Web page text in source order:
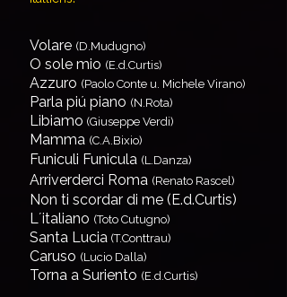
Volare (D.Mudugno)
O sole mio (E.d.Curtis)
Azzuro (Paolo Conte u. Michele Virano)
Parla piú piano (N.Rota)
Libiamo (Giuseppe Verdi)
Mamma (C.A.Bixio)
Funiculi Funicula (L.Danza)
Arriverderci Roma (Renato Rascel)
Non ti scordar di me (E.d.Curtis)
L´italiano (Toto Cutugno)
Santa Lucia (T.Conttrau)
Caruso (Lucio Dalla)
Torna a Suriento (E.d.Curtis)